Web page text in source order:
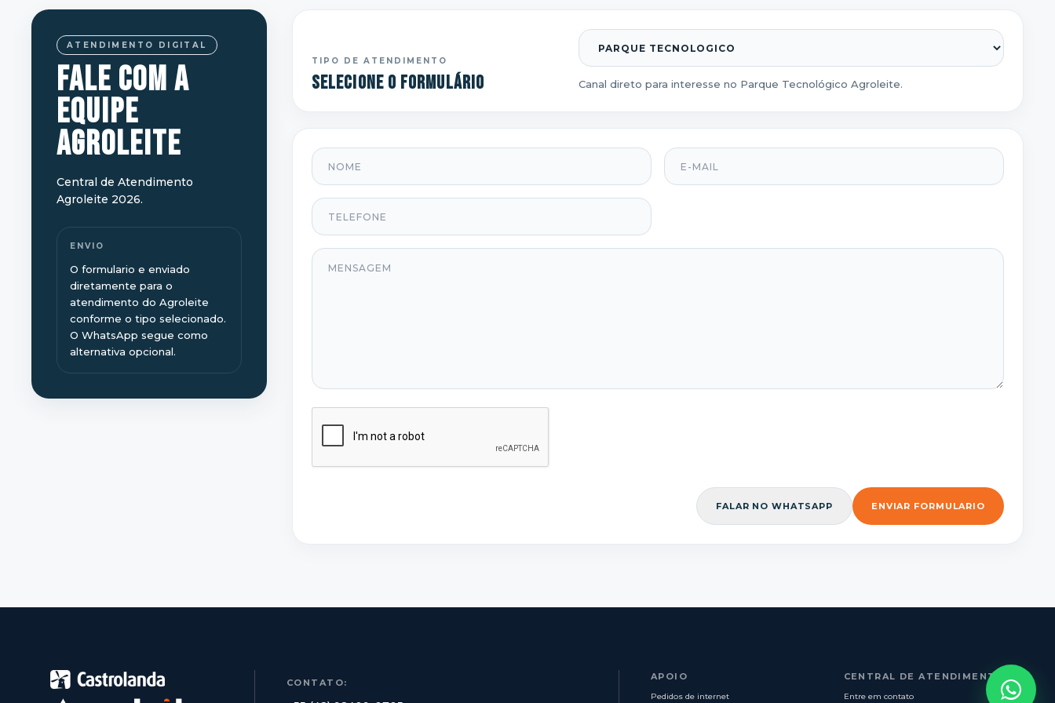
ATENDIMENTO DIGITAL
FALE COM A
EQUIPE
AGROLEITE
Central de Atendimento
Agroleite 2026.
ENVIO
O formulario e enviado
diretamente para o
atendimento do Agroleite
conforme o tipo selecionado.
O WhatsApp segue como
alternativa opcional.
TIPO DE ATENDIMENTO
Selecione o formulário Canal direto para interesse no Parque Tecnológico Agroleite.
Nome E-mail
Telefone
Mensagem
FALAR NO WHATSAPP ENVIAR FORMULARIO
CONTATO:
APOIO
Pedidos de internet
CENTRAL DE ATENDIMENTO
Entre em contato